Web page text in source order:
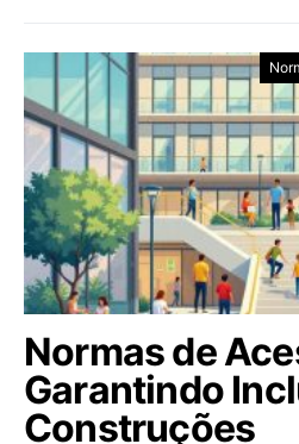
Normas de
Garantindo
Construções